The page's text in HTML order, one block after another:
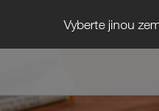
Vyberte jinou